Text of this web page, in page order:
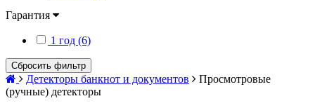
Гарантия
1 год (6)
Сбросить фильтр
Детекторы банкнот и документов
Просмотровые
(ручные) детекторы